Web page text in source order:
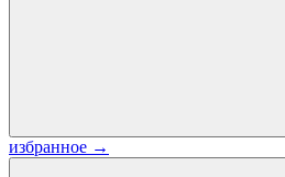
избранное →